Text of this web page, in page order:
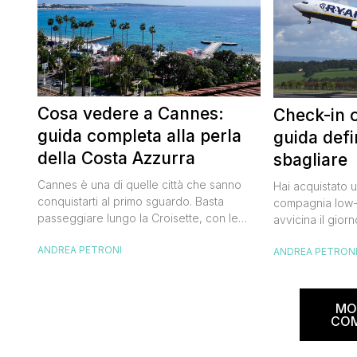
Cosa vedere a Cannes:
guida completa alla perla
della Costa Azzurra
Cannes è una di quelle città che sanno
conquistarti al primo sguardo. Basta
passeggiare lungo la Croisette, con le
azzurro e il profumo del mare che ti
ANDREA PETRONI
Check-in
guida
sbagliare
Hai acquistato
compagnia
avvicina il
raccomando,
supplemento
che ammonta
Non è affatto
ANDREA PETRONI